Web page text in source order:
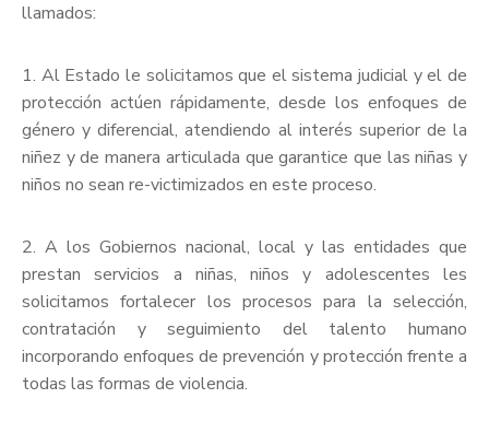
llamados:
1. Al Estado le solicitamos que el sistema judicial y el de
protección actúen rápidamente, desde los enfoques de
género y diferencial, atendiendo al interés superior de la
niñez y de manera articulada que garantice que las niñas y
niños no sean re-victimizados en este proceso.
2. A los Gobiernos nacional, local y las entidades que
prestan servicios a niñas, niños y adolescentes les
solicitamos fortalecer los procesos para la selección,
contratación y seguimiento del talento humano
incorporando enfoques de prevención y protección frente a
todas las formas de violencia.